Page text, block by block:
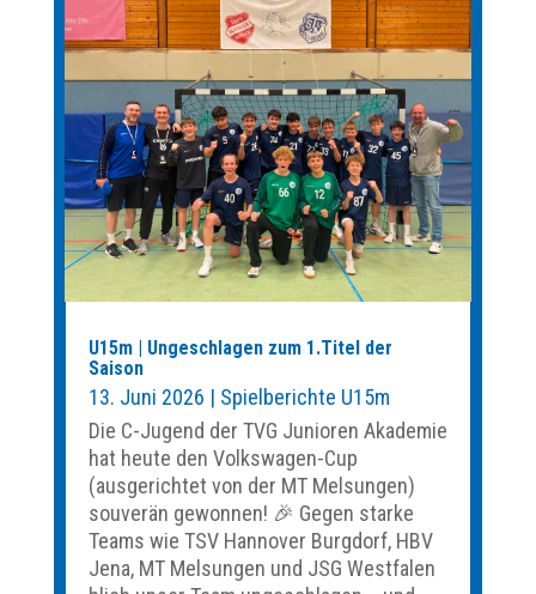
U15m | Ungeschlagen zum 1.Titel der
Saison
13. Juni 2026 | Spielberichte U15m
Die C-Jugend der TVG Junioren Akademie
hat heute den Volkswagen-Cup
(ausgerichtet von der MT Melsungen)
souverän gewonnen! 🎉 Gegen starke
Teams wie TSV Hannover Burgdorf, HBV
Jena, MT Melsungen und JSG Westfalen